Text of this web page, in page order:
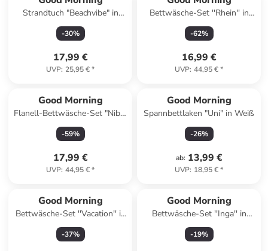
Strandtuch "Beachvibe" in
Beige/ Türkis
-30%
17,99 €
UVP: 25,95 €*
Bettwäsche-Set ''Rhein'' in
Blau/ Rosa
-62%
16,99 €
UVP: 44,95 €*
Good Morning
Flanell-Bettwäsche-Set "Niba"
in Weiß/ Hellblau
-59%
17,99 €
UVP: 44,95 €*
Good Morning
Spannbettlaken "Uni" in Weiß
-26%
ab: 13,99 €
UVP: 18,95 €*
Good Morning
Bettwäsche-Set ''Vacation'' in
Hellblau/ Creme
-37%
Good Morning
Bettwäsche-Set ''Inga'' in
Grün/ Bunt
-19%